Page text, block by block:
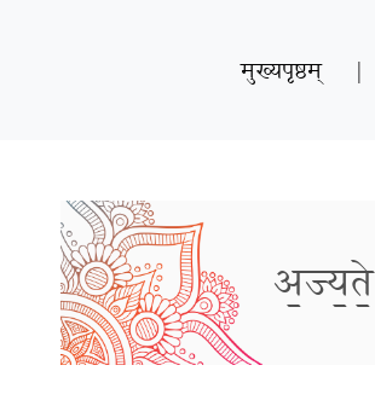
मुख्यपृष्ठम् |
अ॒ज्य॒ते॒